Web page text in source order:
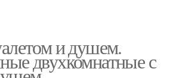
и душем.
двухкомнатные с